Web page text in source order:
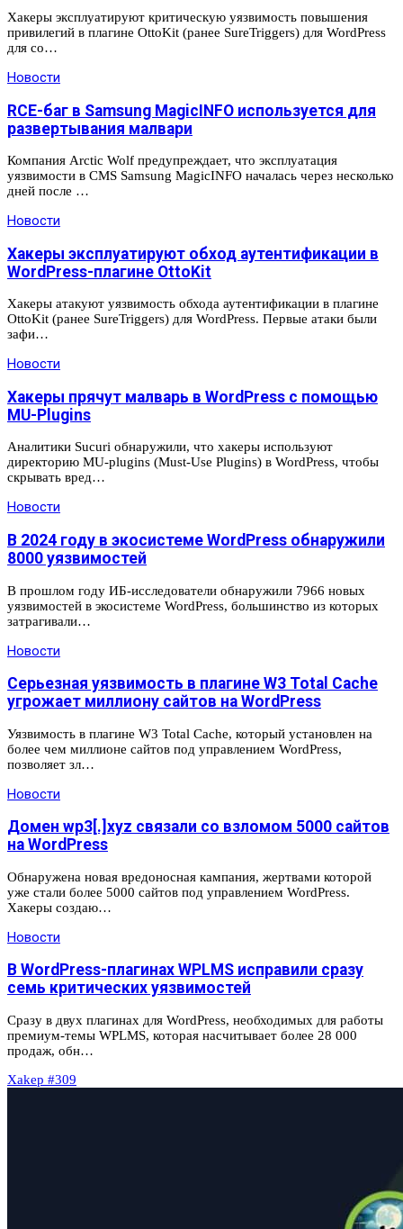
Хакеры эксплуатируют критическую уязвимость повышения
привилегий в плагине OttoKit (ранее SureTriggers) для WordPress
для со…
Новости
RCE-баг в Samsung MagicINFO используется для
развертывания малвари
Компания Arctic Wolf предупреждает, что эксплуатация
уязвимости в CMS Samsung MagicINFO началась через несколько
дней после …
Новости
Хакеры эксплуатируют обход аутентификации в
WordPress-плагине OttoKit
Хакеры атакуют уязвимость обхода аутентификации в плагине
OttoKit (ранее SureTriggers) для WordPress. Первые атаки были
зафи…
Новости
Хакеры прячут малварь в WordPress с помощью
MU-Plugins
Аналитики Sucuri обнаружили, что хакеры используют
директорию MU-plugins (Must-Use Plugins) в WordPress, чтобы
скрывать вред…
Новости
В 2024 году в экосистеме WordPress обнаружили
8000 уязвимостей
В прошлом году ИБ-исследователи обнаружили 7966 новых
уязвимостей в экосистеме WordPress, большинство из которых
затрагивали…
Новости
Серьезная уязвимость в плагине W3 Total Cache
угрожает миллиону сайтов на WordPress
Уязвимость в плагине W3 Total Cache, который установлен на
более чем миллионе сайтов под управлением WordPress,
позволяет зл…
Новости
Домен wp3[.]xyz связали со взломом 5000 сайтов
на WordPress
Обнаружена новая вредоносная кампания, жертвами которой
уже стали более 5000 сайтов под управлением WordPress.
Хакеры создаю…
Новости
В WordPress-плагинах WPLMS исправили сразу
семь критических уязвимостей
Сразу в двух плагинах для WordPress, необходимых для работы
премиум-темы WPLMS, которая насчитывает более 28 000
продаж, обн…
Xakep #309